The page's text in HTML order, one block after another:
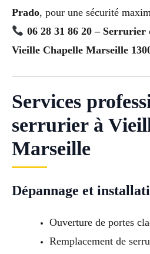
Prado, pour une sécurité
06 28 31 86 20 – Serrurier
Vieille Chapelle Marseille
Services
serrurier à
Marseille
Dépannage et
Ouverture de portes
Remplacement de